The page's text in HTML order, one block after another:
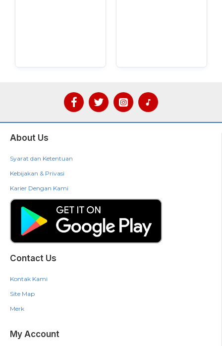
About Us
Syarat dan Ketentuan
Kebijakan & Privasi
Karier Dengan Kami
Contact Us
Kontak Kami
Site Map
Merk
My Account